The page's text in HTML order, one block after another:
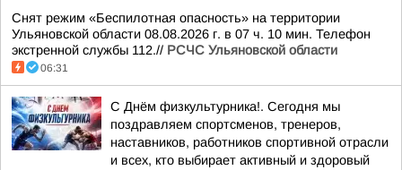
Снят режим «Беспилотная опасность» на территории
Ульяновской области 08.08.2026 г. в 07 ч. 10 мин. Телефон
экстренной службы 112.// РСЧС Ульяновской области
06:31
С Днём физкультурника!. Сегодня мы
поздравляем спортсменов, тренеров,
наставников, работников спортивной отрасли
и всех, кто выбирает активный и здоровый